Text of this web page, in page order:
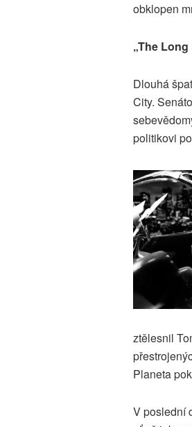
obklopen
„The
Dlouhá
City.
politikovi
ztělesnil
Planeta
V poslední